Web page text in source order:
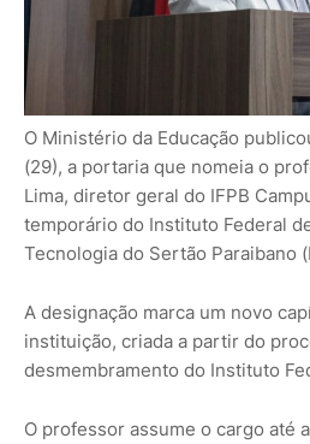
O Ministério da Educação
(29), a portaria que nomeia o
Lima, diretor geral do IFPB
temporário do Instituto Federal
Tecnologia do Sertão Paraibano
A designação marca um novo
instituição, criada a partir do
desmembramento do Instituto
O professor assume o cargo até